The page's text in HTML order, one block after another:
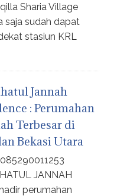
Sharia Village
saja sudah dapat
stasiun KRL
Jannah
: Perumahan
Terbesar di
Bekasi Utara
JANNAH
perumahan